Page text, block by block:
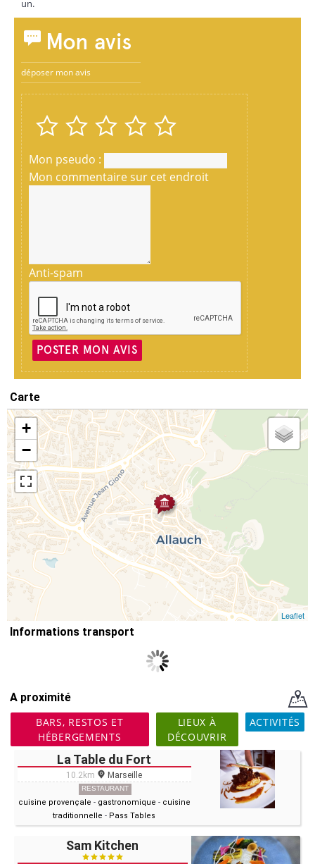
un.
Mon avis
déposer mon avis
Mon pseudo :
Mon commentaire sur cet endroit
Anti-spam
POSTER MON AVIS
Carte
+
−
Leaflet
Informations transport
A proximité
BARS, RESTOS ET
HÉBERGEMENTS
LIEUX À
DÉCOUVRIR
ACTIVITÉS
La Table du Fort
10.2km Marseille
RESTAURANT
cuisine provençale - gastronomique - cuisine
traditionnelle - Pass Tables
Sam Kitchen